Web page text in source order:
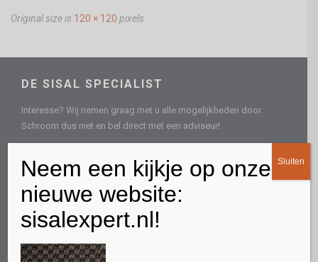
Original size is 120 × 120 pixels
DE SISAL SPECIALIST
Interesse? Wij nemen graag met u alle mogelijkheden door.
Schroom dus niet en bel direct met een adviseur!
Spoordonkseweg 73
5688 KC Oirschot
Direct persoonlijk advies
0613219559
E-mail
Neem een kijkje op onze
nieuwe website:
sisalexpert.nl!
Sluiten